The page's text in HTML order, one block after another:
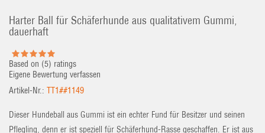
Harter Ball für Schäferhunde aus qualitativem Gummi,
dauerhaft
Based on (5) ratings
Eigene Bewertung verfassen
Artikel-Nr.: TT1##1149
Dieser Hundeball aus Gummi ist ein echter Fund für Besitzer und seinen
Pflegling, denn er ist speziell für Schäferhund-Rasse geschaffen. Er ist aus